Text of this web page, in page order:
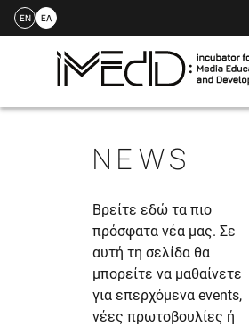
Skip
EN ΕΛ
NEWS
Βρείτε εδώ τα πιο
πρόσφατα νέα μας. Σε
αυτή τη σελίδα θα
μπορείτε να μαθαίνετε
για επερχόμενα events,
νέες πρωτοβουλίες ή